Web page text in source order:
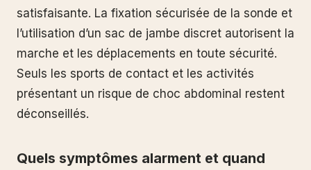
satisfaisante. La fixation sécurisée de la sonde et
l’utilisation d’un sac de jambe discret autorisent la
marche et les déplacements en toute sécurité.
Seuls les sports de contact et les activités
présentant un risque de choc abdominal restent
déconseillés.
Quels symptômes alarment et quand